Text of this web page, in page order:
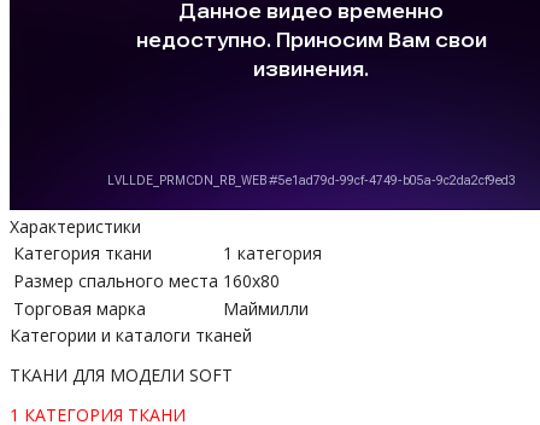
Характеристики
Категория ткани
1 категория
Размер спального места 160х80
Торговая марка
Маймилли
Категории и каталоги тканей
ТКАНИ ДЛЯ МОДЕЛИ SOFT
1 КАТЕГОРИЯ ТКАНИ